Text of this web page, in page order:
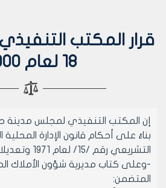
قرار المكتب
18 لعام 2000
إن المكتب التنفيذي لمجلس مدينة
بناءً على أحكام قانون الإدارة المحلية
التشريعي رقم /15/ لعام 1971 وتعديلاته ولائحته التنفيذية.
المتضمن: